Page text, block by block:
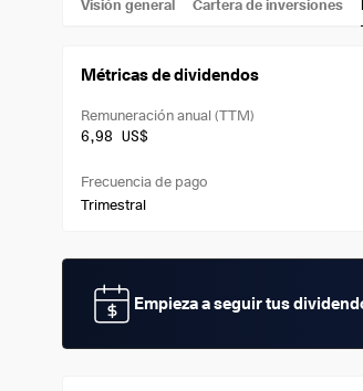
Visión general Cartera de inversiones
Métricas de dividendos
Remuneración anual (TTM)
6,98 US$
Frecuencia de pago
Trimestral
Empieza a seguir tus